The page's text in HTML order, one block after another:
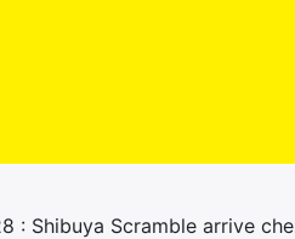
Shibuya Scramble arrive